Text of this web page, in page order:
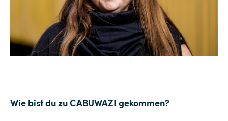
Wie bist du zu CABUWAZI gekommen?